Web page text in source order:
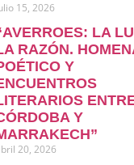
15, 2026
LA
RAZÓN.
Y
Y
20, 2026